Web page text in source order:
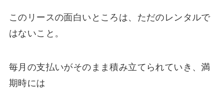
このリースの面白いところは、ただのレンタルで
はないこと。
毎月の支払いがそのまま積み立てられていき、満
期時には